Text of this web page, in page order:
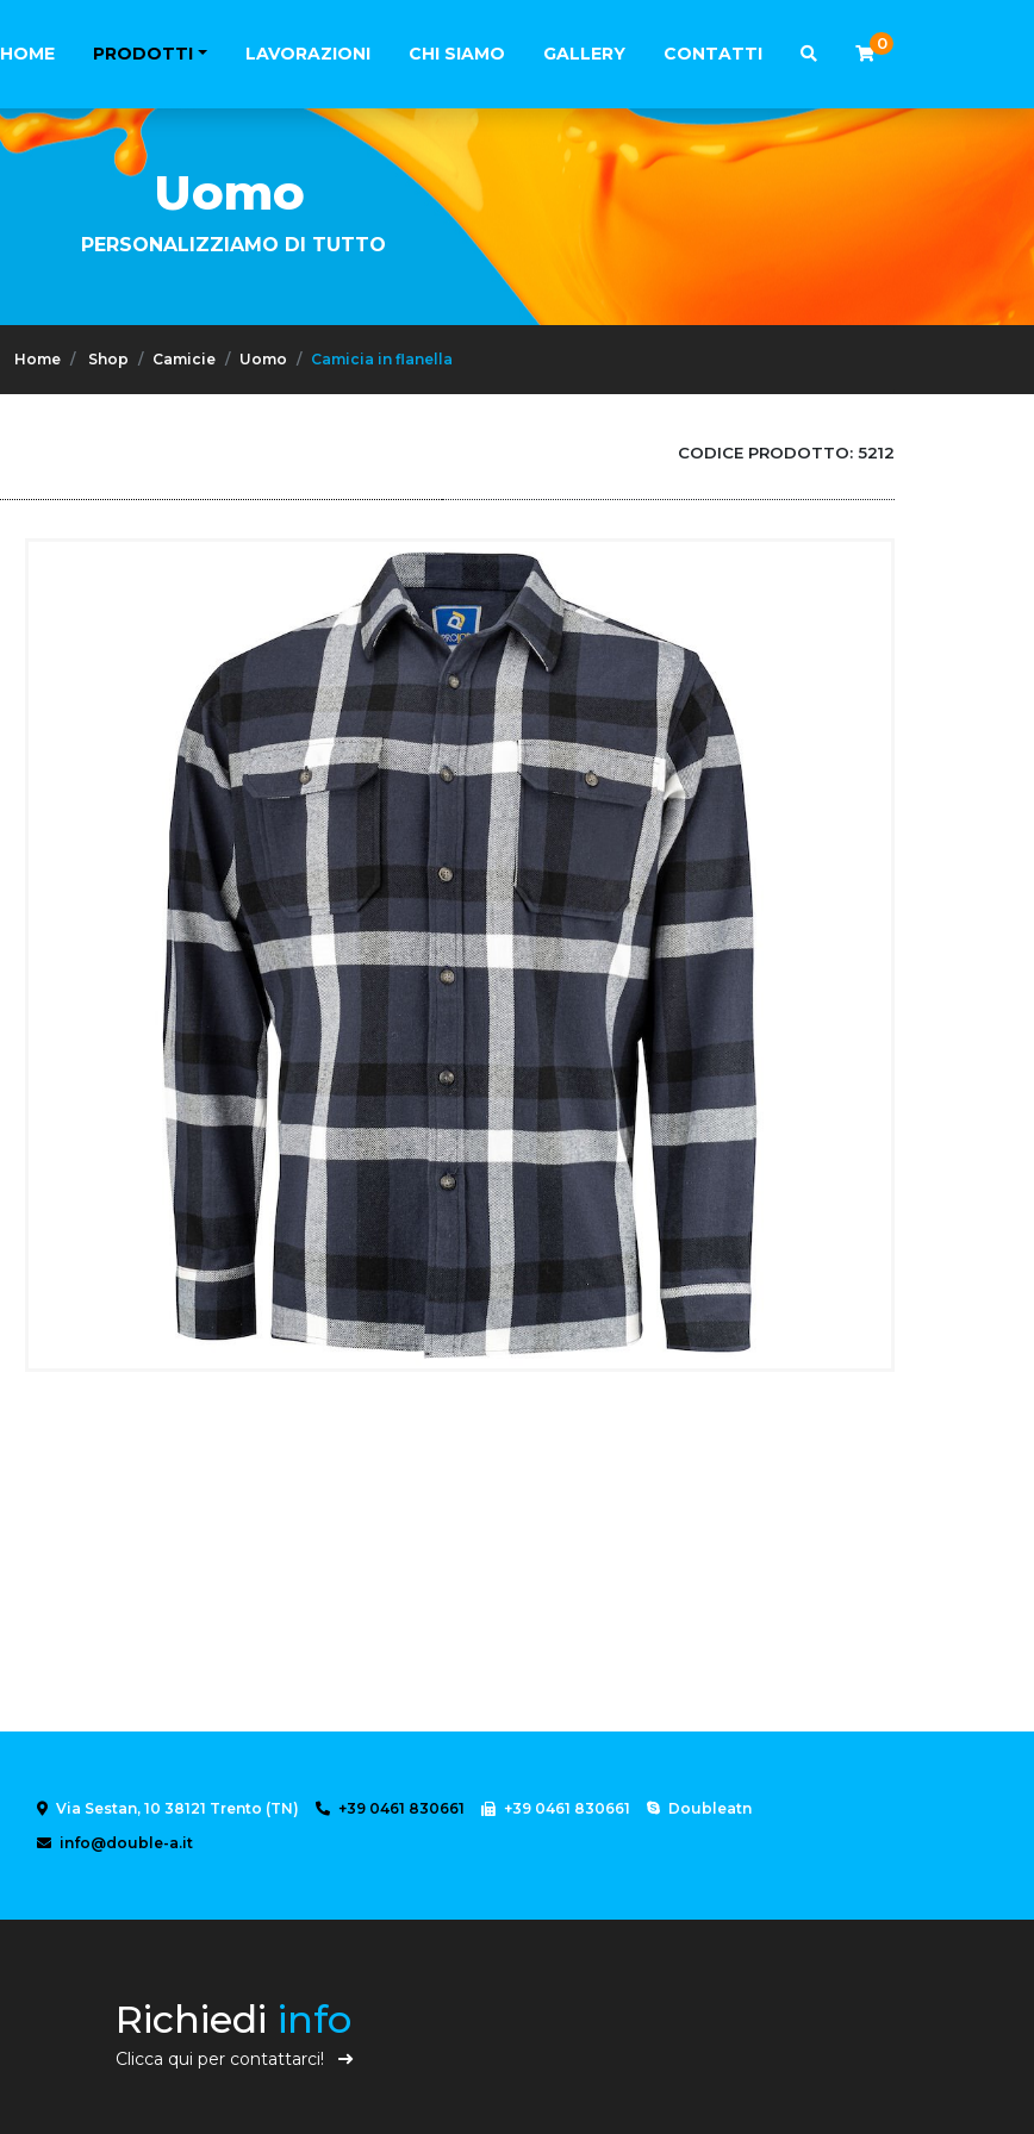
HOME PRODOTTI LAVORAZIONI CHI SIAMO GALLERY CONTATTI 0
Uomo
PERSONALIZZIAMO DI TUTTO
Home Shop Camicie Uomo Camicia in flanella
CODICE PRODOTTO: 5212
Via Sestan, 10 38121 Trento (TN) +39 0461 830661 +39 0461 830661
Doubleatn
info@double-a.it
Richiedi info
Clicca qui per contattarci!